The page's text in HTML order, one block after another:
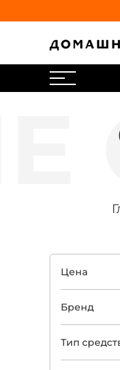
Цена
Бренд
Тип